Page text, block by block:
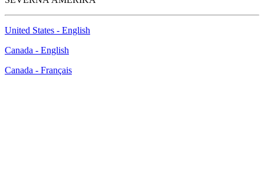
United States - English
Canada - English
Canada - Français